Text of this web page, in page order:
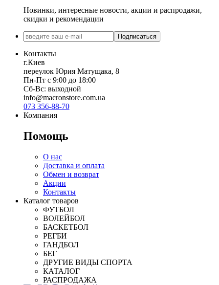
Новинки, интересные новости, акции и распродажи,
скидки и рекомендации
Подписаться
Контакты
г.Киев
переулок Юрия Матущака, 8
Пн-Пт с 9:00 до 18:00
Сб-Вс: выходной
info@macronstore.com.ua
073 356-88-70
Компания
Помощь
О нас
Доставка и оплата
Обмен и возврат
Акции
Контакты
Каталог товаров
ФУТБОЛ
ВОЛЕЙБОЛ
БАСКЕТБОЛ
РЕГБИ
ГАНДБОЛ
БЕГ
ДРУГИЕ ВИДЫ СПОРТА
КАТАЛОГ
РАСПРОДАЖА